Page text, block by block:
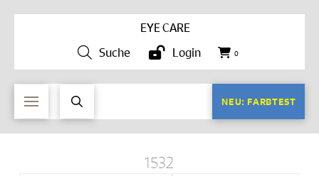
EYE CARE
Suche
Login 0
NEU: FARBTEST
1532